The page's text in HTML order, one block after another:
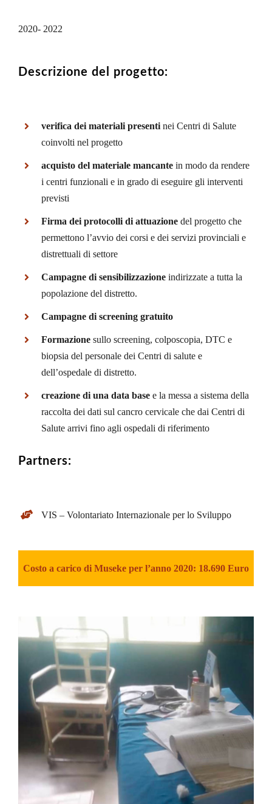
2020- 2022
Descrizione del progetto:
verifica dei materiali presenti nei Centri di Salute
coinvolti nel progetto
acquisto del materiale mancante in modo da rendere
i centri funzionali e in grado di eseguire gli interventi
previsti
Firma dei protocolli di attuazione del progetto che
permettono l’avvio dei corsi e dei servizi provinciali e
distrettuali di settore
Campagne di sensibilizzazioneindirizzate a tutta la
popolazione del distretto.
Campagne di screening gratuito
Formazionesullo screening, colposcopia, DTC e
biopsia del personale dei Centri di salute e
dell’ospedale di distretto.
creazione di una data base e la messa a sistema della
raccolta dei dati sul cancro cervicale che dai Centri di
Salute arrivi fino agli ospedali di riferimento
Partners:
VIS – Volontariato Internazionale per lo Sviluppo
Costo a carico di Museke per l’anno 2020: 18.690 Euro